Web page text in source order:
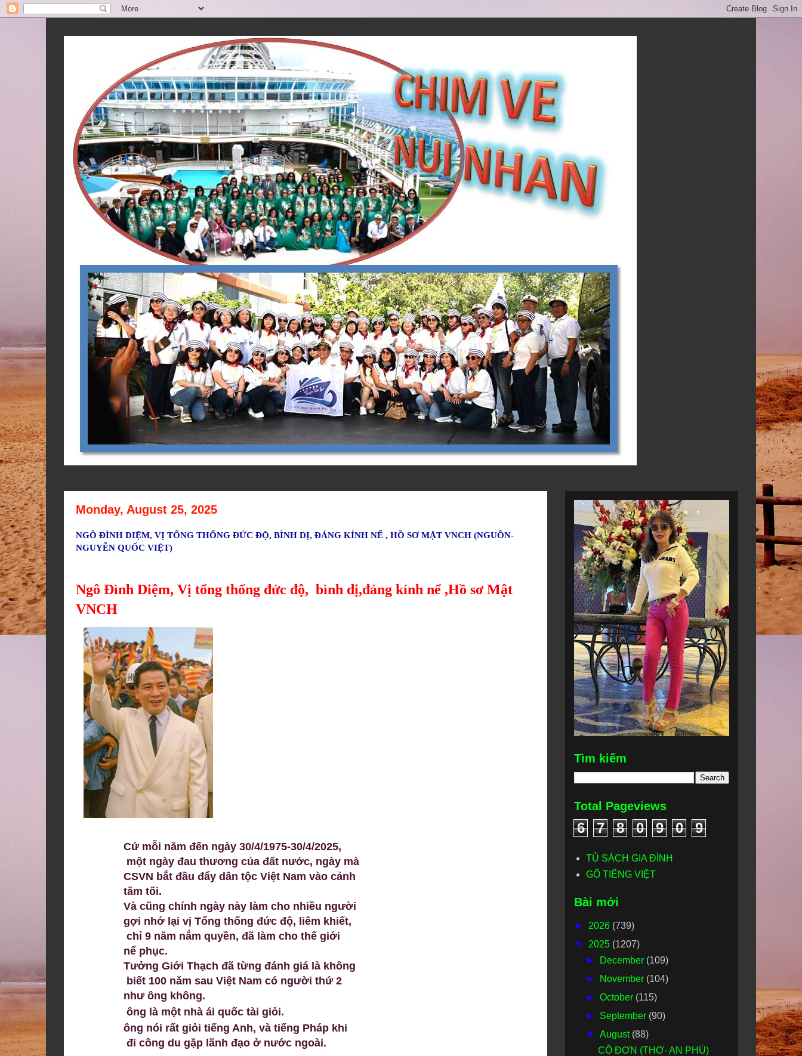
Monday, August 25, 2025
NGÔ ĐÌNH DIỆM, VỊ TỔNG THỐNG ĐỨC ĐỘ, BÌNH DỊ, ĐÁNG KÍNH NỂ , HỒ SƠ MẬT VNCH (NGUỒN-
NGUYỄN QUỐC VIỆT)
Ngô Đình Diệm, Vị tổng thống đức độ, bình dị,đáng kính nể ,Hồ sơ Mật
VNCH
Cứ mỗi năm đến ngày 30/4/1975-30/4/2025,
một ngày đau thương của đất nước, ngày mà
CSVN bắt đầu đẩy dân tộc Việt Nam vào cảnh
tăm tối.
Và cũng chính ngày này làm cho nhiều người
gợi nhớ lại vị Tổng thống đức độ, liêm khiết,
chỉ 9 năm nắm quyền, đã làm cho thế giới
nể phục.
Tưởng Giới Thạch đã từng đánh giá là không
biết 100 năm sau Việt Nam có người thứ 2
như ông không.
ông là một nhà ái quốc tài giỏi.
ông nói rất giỏi tiếng Anh, và tiếng Pháp khi
đi công du gặp lãnh đạo ở nước ngoài.
Tìm kiếm
Total Pageviews
6 7 8 0 9 0 9
TỦ SÁCH GIA ĐÌNH
GÕ TIẾNG VIỆT
Bài mới
► 2026 (739)
▼ 2025 (1207)
►
December (109)
►
November (104)
►October (115)
► September (90)
▼August (88)
CÔ ĐƠN (THƠ- AN PHÚ)